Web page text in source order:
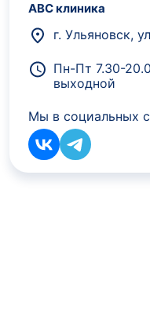
АВС клиника
г. Ульяновск,
Пн-Пт 7.30-
выходной
Мы в социальных